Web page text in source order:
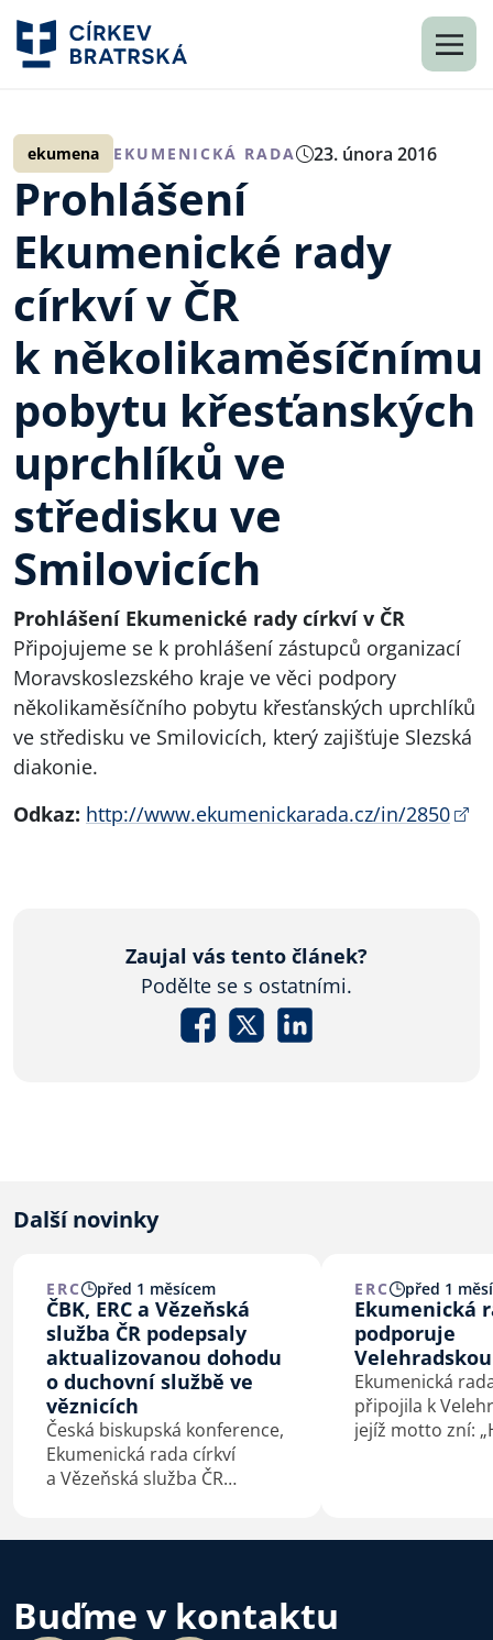
ekumena EKUMENICKÁ RADA 23. února 2016
Prohlášení
Ekumenické rady
církví v ČR
k několikaměsíčnímu
pobytu křesťanských
uprchlíků ve
středisku ve
Smilovicích
Prohlášení Ekumenické rady církví v ČR
Připojujeme se k prohlášení zástupců organizací
Moravskoslezského kraje ve věci podpory
několikaměsíčního pobytu křesťanských uprchlíků
ve středisku ve Smilovicích, který zajišťuje Slezská
diakonie.
Odkaz: http://www.ekumenickarada.cz/in/2850
Zaujal vás tento článek?
Podělte se s ostatními.
Další novinky
ERC před 1 měsícem
ČBK, ERC a Vězeňská
služba ČR podepsaly
aktualizovanou dohodu
o duchovní službě ve
věznicích
Česká biskupská konference,
Ekumenická rada církví
a Vězeňská služba ČR
ERC před 1
Ekumenická
podporuje
Ekumenická
připojila k
jejíž motto zní:
Buďme v kontaktu